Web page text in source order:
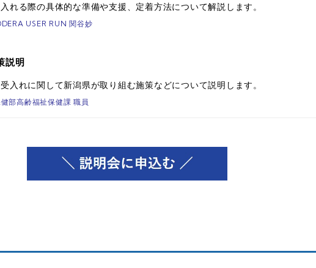
れる際の具体的な準備や支援、定着方法について解説します。
USER RUN 関谷妙
説明
入れに関して新潟県が取り組む施策などについて説明します。
部高齢福祉保健課 職員